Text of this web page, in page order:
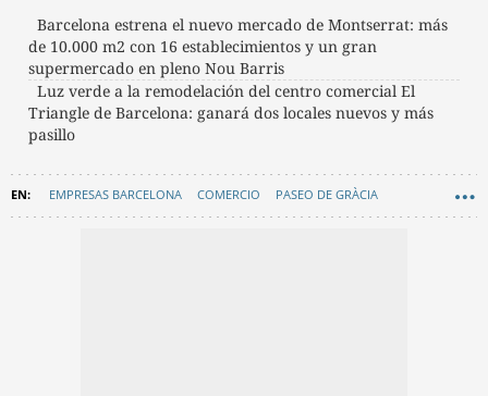
Barcelona estrena el nuevo mercado de Montserrat: más
de 10.000 m2 con 16 establecimientos y un gran
supermercado en pleno Nou Barris
Luz verde a la remodelación del centro comercial El
Triangle de Barcelona: ganará dos locales nuevos y más
pasillo
EMPRESAS BARCELONA COMERCIO PASEO DE GRÀCIA